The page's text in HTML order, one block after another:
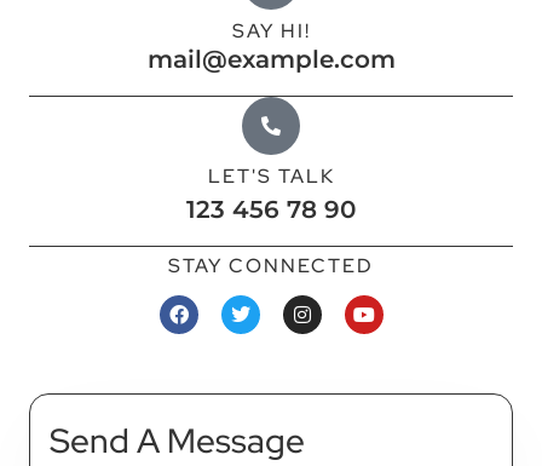
SAY HI!
mail@example.com
LET'S TALK
123 456 78 90
STAY CONNECTED
Send A Message